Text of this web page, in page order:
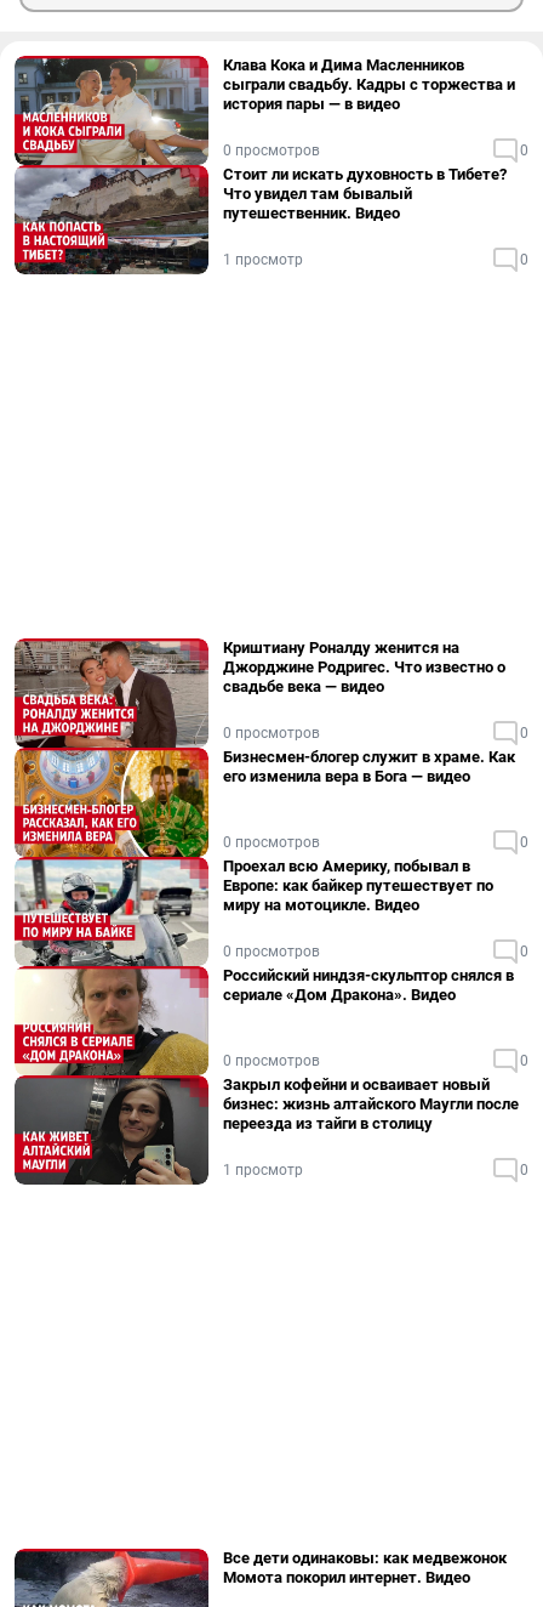
Клава Кока и Дима Масленников
сыграли свадьбу. Кадры с торжества и
история пары — в видео
0 просмотров 0
Стоит ли искать духовность в Тибете?
Что увидел там бывалый
путешественник. Видео
1 просмотр 0
Криштиану Роналду женится на
Джорджине Родригес. Что известно о
свадьбе века — видео
0 просмотров 0
Бизнесмен-блогер служит в храме. Как
его изменила вера в Бога — видео
0 просмотров 0
Проехал всю Америку, побывал в
Европе: как байкер путешествует по
миру на мотоцикле. Видео
0 просмотров 0
Российский ниндзя-скульптор снялся в
сериале «Дом Дракона». Видео
0 просмотров 0
Закрыл кофейни и осваивает новый
бизнес: жизнь алтайского Маугли после
переезда из тайги в столицу
1 просмотр 0
Все дети одинаковы: как медвежонок
Момота покорил интернет. Видео